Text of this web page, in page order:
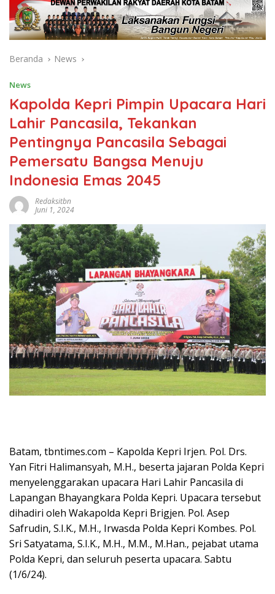
Beranda News
News
Kapolda Kepri Pimpin Upacara Hari
Lahir Pancasila, Tekankan
Pentingnya Pancasila Sebagai
Pemersatu Bangsa Menuju
Indonesia Emas 2045
Redaksitbn
Juni 1, 2024
Batam, tbntimes.com – Kapolda Kepri Irjen. Pol. Drs.
Yan Fitri Halimansyah, M.H., beserta jajaran Polda Kepri
menyelenggarakan upacara Hari Lahir Pancasila di
Lapangan Bhayangkara Polda Kepri. Upacara tersebut
dihadiri oleh Wakapolda Kepri Brigjen. Pol. Asep
Safrudin, S.I.K., M.H., Irwasda Polda Kepri Kombes. Pol.
Sri Satyatama, S.I.K., M.H., M.M., M.Han., pejabat utama
Polda Kepri, dan seluruh peserta upacara. Sabtu
(1/6/24).